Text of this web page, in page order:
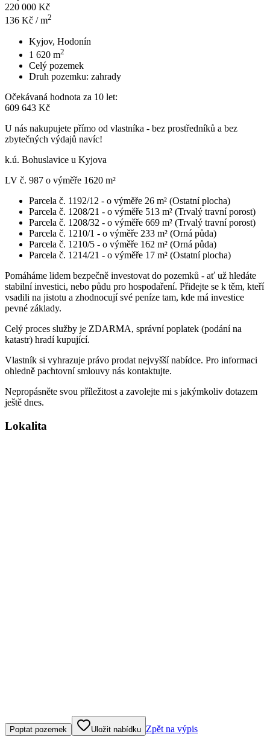
220 000 Kč
136 Kč / m2
Kyjov, Hodonín
1 620 m2
Celý pozemek
Druh pozemku: zahrady
Očekávaná hodnota za 10 let:
609 643 Kč
U nás nakupujete přímo od vlastníka - bez prostředníků a bez
zbytečných výdajů navíc!
k.ú. Bohuslavice u Kyjova
LV č. 987 o výměře 1620 m²
Parcela č. 1192/12 - o výměře 26 m² (Ostatní plocha)
Parcela č. 1208/21 - o výměře 513 m² (Trvalý travní porost)
Parcela č. 1208/32 - o výměře 669 m² (Trvalý travní porost)
Parcela č. 1210/1 - o výměře 233 m² (Orná půda)
Parcela č. 1210/5 - o výměře 162 m² (Orná půda)
Parcela č. 1214/21 - o výměře 17 m² (Ostatní plocha)
Pomáháme lidem bezpečně investovat do pozemků - ať už hledáte
stabilní investici, nebo půdu pro hospodaření. Přidejte se k těm, kteří
vsadili na jistotu a zhodnocují své peníze tam, kde má investice
pevné základy.
Celý proces služby je ZDARMA, správní poplatek (podání na
katastr) hradí kupující.
Vlastník si vyhrazuje právo prodat nejvyšší nabídce. Pro informaci
ohledně pachtovní smlouvy nás kontaktujte.
Nepropásněte svou příležitost a zavolejte mi s jakýmkoliv dotazem
ještě dnes.
Lokalita
Klepněte nebo klikněte pro ovládání mapy
Poptat pozemek Uložit nabídku Zpět na výpis